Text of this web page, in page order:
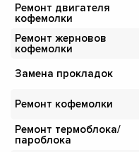
Ремонт двигателя
кофемолки
Ремонт жерновов
кофемолки
Замена прокладок
Ремонт кофемолки
Ремонт термоблока/
пароблока